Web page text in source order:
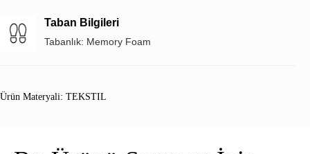
Taban Bilgileri
Tabanlık: Memory Foam
Ürün Materyali: TEKSTIL